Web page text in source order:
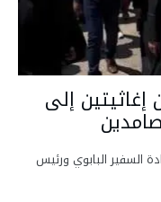
إلى
السفير البابوي ورئيس